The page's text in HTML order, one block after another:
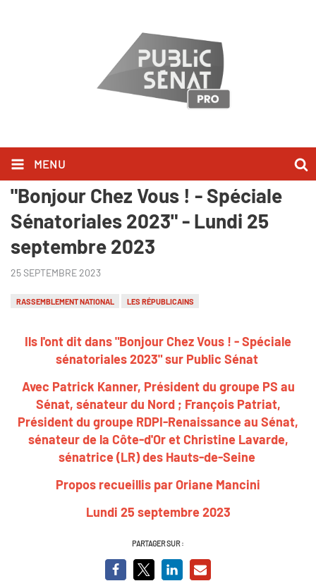
MENU
Ils l'ont dit sur Public Sénat dans
"Bonjour Chez Vous ! - Spéciale
Sénatoriales 2023" - Lundi 25
septembre 2023
25 SEPTEMBRE 2023
RASSEMBLEMENT NATIONAL LES RÉPUBLICAINS
Ils l'ont dit dans "Bonjour Chez Vous ! - Spéciale
sénatoriales 2023" sur Public Sénat
Avec Patrick Kanner, Président du groupe PS au
Sénat, sénateur du Nord ; François Patriat,
Président du groupe RDPI-Renaissance au Sénat,
sénateur de la Côte-d'Or et Christine Lavarde,
sénatrice (LR) des Hauts-de-Seine
Propos recueillis par Oriane Mancini
Lundi 25 septembre 2023
PARTAGER SUR :